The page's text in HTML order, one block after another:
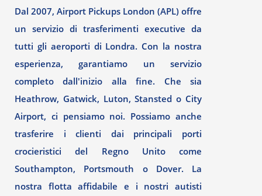
Dal 2007, Airport Pickups London (APL) offre
un servizio di trasferimenti executive da
tutti gli aeroporti di Londra. Con la nostra
esperienza, garantiamo un servizio
completo dall'inizio alla fine. Che sia
Heathrow, Gatwick, Luton, Stansted o City
Airport, ci pensiamo noi. Possiamo anche
trasferire i clienti dai principali porti
crocieristici del Regno Unito come
Southampton, Portsmouth o Dover. La
nostra flotta affidabile e i nostri autisti